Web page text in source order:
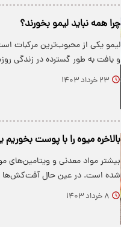
چرا همه نباید لیمو بخورند؟
لیمو یکی از محبوب‌ترین مرکبات
و بافت به طور گسترده در زندگی
۲۳ خرداد ۱۴۰۳
بالاخره میوه‌ را با پوست بخوریم
بیشتر مواد معدنی و ویتامین‌های
شده است. در عین حال آفت‌کش‌ها
۸ خرداد ۱۴۰۳